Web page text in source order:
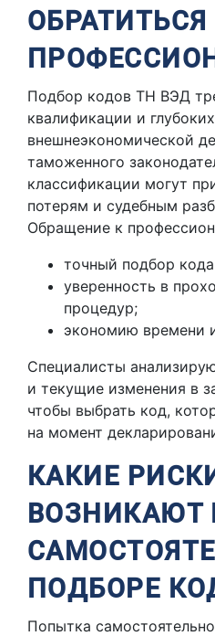
ОБРАТИТЬСЯ
Подбор кодов ТН ВЭД
квалификации и
внешнеэкономической
таможенного
классификации могут
потерям и судебным
Обращение к
точный подбор
уверенность в
процедур;
экономию времени
Специалисты
и текущие изменения в
чтобы выбрать код,
на момент
КАКИЕ
ВОЗНИКАЮТ
ПОДБОРЕ
Попытка